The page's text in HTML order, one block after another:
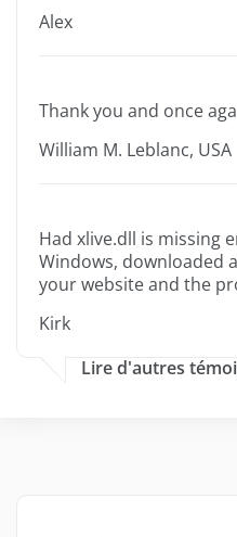
Alex
Thank you and once
William M. Leblanc, USA
Had xlive.dll is missing
Windows, downloaded
your website and the
Kirk
Lire d'autres